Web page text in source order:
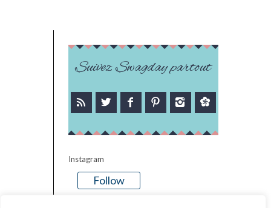
Suivez Swagday partout
Instagram
Follow